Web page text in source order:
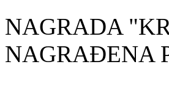
NAGRADA
NAGRAĐENA